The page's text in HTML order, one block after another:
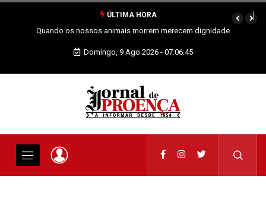
ÚLTIMA HORA
Quando os nossos animais morrem merecem dignidade
Domingo, 9 Ago.2026 - 07:06:46